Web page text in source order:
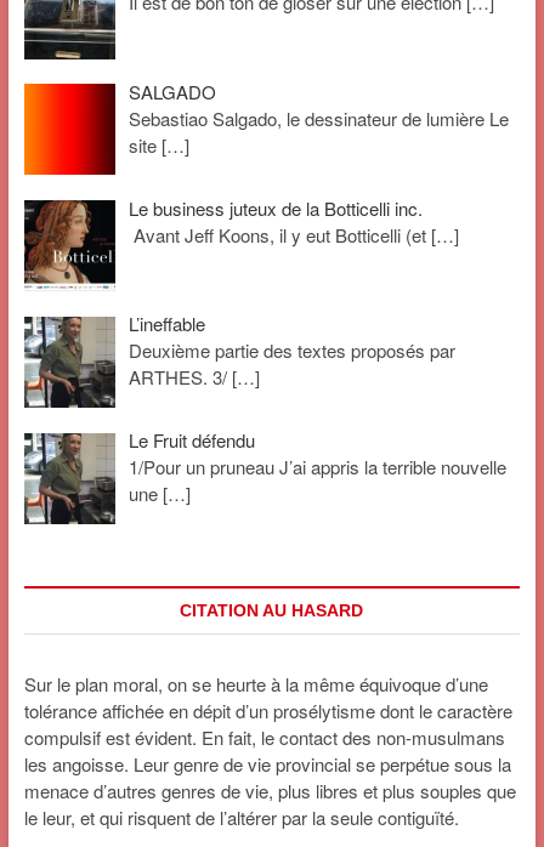
SALGADO
Sebastiao Salgado, le dessinateur de lumière Le
site […]
Le business juteux de la Botticelli inc.
Avant Jeff Koons, il y eut Botticelli (et […]
L’ineffable
Deuxième partie des textes proposés par
ARTHES. 3/ […]
Le Fruit défendu
1/Pour un pruneau J’ai appris la terrible nouvelle
une […]
CITATION AU HASARD
Sur le plan moral, on se heurte à la même équivoque d’une
tolérance affichée en dépit d’un prosélytisme dont le caractère
compulsif est évident. En fait, le contact des non-musulmans
les angoisse. Leur genre de vie provincial se perpétue sous la
menace d’autres genres de vie, plus libres et plus souples que
le leur, et qui risquent de l’altérer par la seule contiguïté.